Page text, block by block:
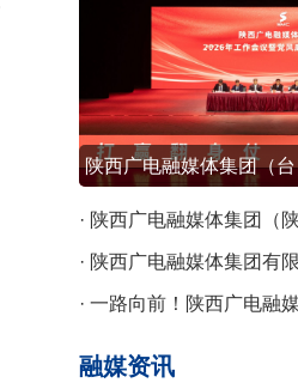
陕西广电融媒体集团（
赢翻身仗
· 陕西广电融媒体集团（
2026年知识产权宣传周活
· 陕西广电融媒体集团有
构备选库遴选工作的公告
· 一路向前！陕西广电融
融媒资讯